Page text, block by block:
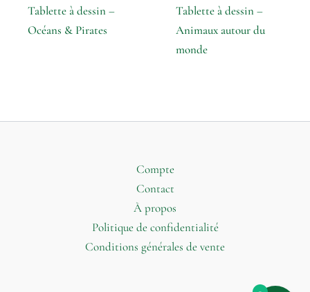
Tablette à dessin –
Océans & Pirates
Tablette à dessin –
Animaux autour du
monde
Compte
Contact
À propos
Politique de confidentialité
Conditions générales de vente